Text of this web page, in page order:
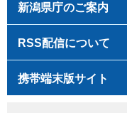
新潟県庁のご案内
RSS配信について
携帯端末版サイト